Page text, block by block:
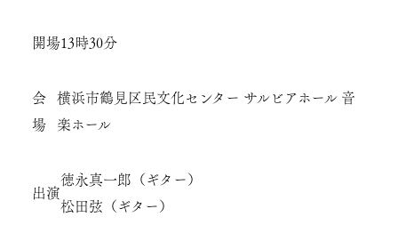
開場13時30分
会
場
横浜市鶴見区民文化センター サルビアホール 音
楽ホール
出演
徳永真一郎（ギター）
松田弦（ギター）